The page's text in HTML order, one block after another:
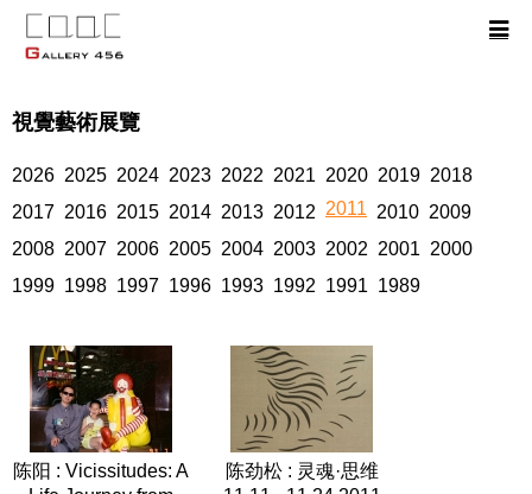
視覺藝術展覽
2026 2025 2024 2023 2022 2021 2020 2019 2018
2017 2016 2015 2014 2013 2012 2011 2010 2009
2008 2007 2006 2005 2004 2003 2002 2001 2000
1999 1998 1997 1996 1993 1992 1991 1989
陈阳 : Vicissitudes: A
陈劲松 : 灵魂·思维